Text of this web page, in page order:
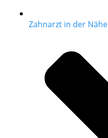
Zahnarzt in der Nähe